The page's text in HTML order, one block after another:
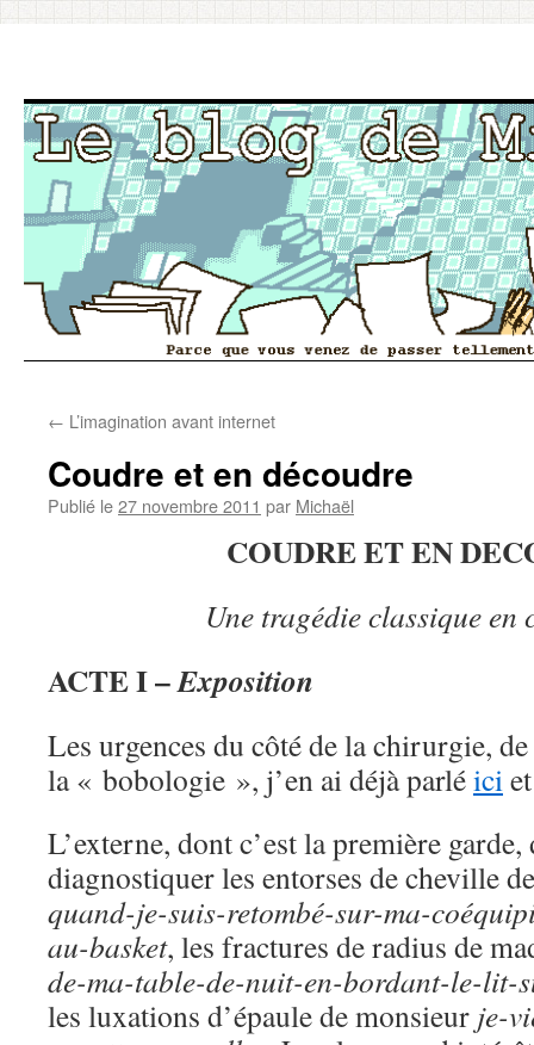
au
contenu
← L’imagination avant internet
Coudre et en découdre
Publié le27 novembre 2011 par Michaël
COUDRE ET EN
Une tragédie classique en
ACTE I –Exposition
Les urgences du côté de la chirurgie,
la « bobologie », j’en ai déjà parléici
L’externe, dont c’est la première
diagnostiquer les entorses de cheville
quand-je-suis-retombé-sur-ma-
au-basket, les fractures de radius de
de-ma-table-de-nuit-en-bordant-le-lit-
les luxations d’épaule de monsieur je-